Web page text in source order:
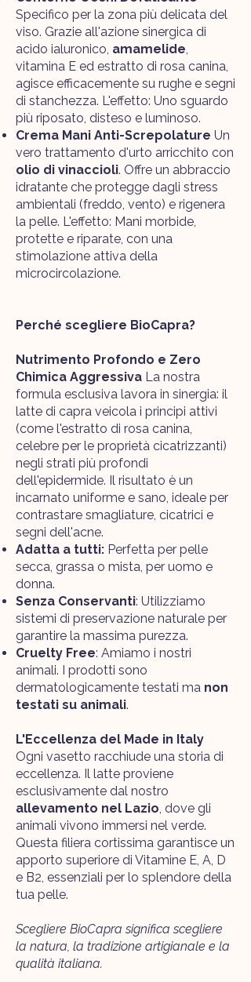
Specifico per la zona più delicata del
viso. Grazie all'azione sinergica di
acido ialuronico, amamelide,
vitamina E ed estratto di rosa canina,
agisce efficacemente su rughe e segni
di stanchezza. L'effetto: Uno sguardo
più riposato, disteso e luminoso.
Crema Mani Anti-Screpolature Un
vero trattamento d'urto arricchito con
olio di vinaccioli. Offre un abbraccio
idratante che protegge dagli stress
ambientali (freddo, vento) e rigenera
la pelle. L'effetto: Mani morbide,
protette e riparate, con una
stimolazione attiva della
microcircolazione.​
Perché scegliere BioCapra?
Nutrimento Profondo e Zero
Chimica Aggressiva La nostra
formula esclusiva lavora in sinergia: il
latte di capra veicola i principi attivi
(come l'estratto di rosa canina,
celebre per le proprietà cicatrizzanti)
negli strati più profondi
dell'epidermide. Il risultato è un
incarnato uniforme e sano, ideale per
contrastare smagliature, cicatrici e
segni dell'acne.
Adatta a tutti: Perfetta per pelle
secca, grassa o mista, per uomo e
donna.
Senza Conservanti: Utilizziamo
sistemi di preservazione naturale per
garantire la massima purezza.
Cruelty Free: Amiamo i nostri
animali. I prodotti sono
dermatologicamente testati ma non
testati su animali.​
L'Eccellenza del Made in Italy
Ogni vasetto racchiude una storia di
eccellenza. Il latte proviene
esclusivamente dal nostro
allevamento nel Lazio, dove gli
animali vivono immersi nel verde.
Questa filiera cortissima garantisce un
apporto superiore di Vitamine E, A, D
e B2, essenziali per lo splendore della
tua pelle.
Scegliere BioCapra significa scegliere
la natura, la tradizione artigianale e la
qualità italiana.